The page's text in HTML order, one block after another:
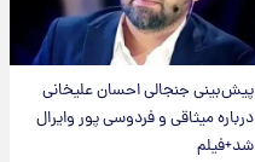
پیش‌بینی جنجالی احسان علیخانی
درباره میثاقی و فردوسی پور وایرال
شد+فیلم